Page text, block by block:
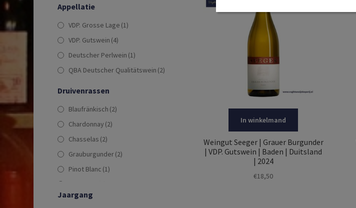
In winkelmand
Weingut Seeger | Grauer Burgunder
| VDP. Gutswein | Baden | Duitsland
| 2024
€18,50
Appellatie
VDP. Grosse Lage (1)
VDP. Gutswein (4)
Deutscher Perlwein (1)
QBA Deutscher Qualitätswein (2)
Druivenrassen
Blaufränkisch (2)
Chardonnay (2)
Chasselas (2)
Grauburgunder(2)
Pinot Blanc (1)
Pinot Meunier
Jaargang